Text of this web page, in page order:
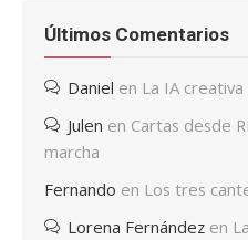
Últimos Comentarios
Daniel en La IA creativa
Julen en Cartas desde
marcha
Fernando en Los tres
Lorena Fernández en